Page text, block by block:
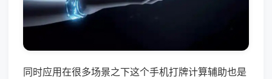
同时应用在很多场景之下这个手机打牌计算辅助也是